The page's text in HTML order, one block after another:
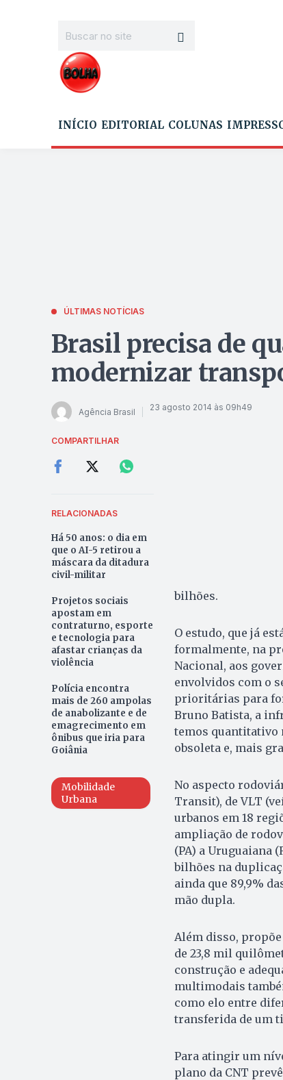
INÍCIO EDITORIAL COLUNAS
ÚLTIMAS NOTÍCIAS
Brasil precisa de
modernizar
Agência Brasil 23 agosto 2014 às 09h49
COMPARTILHAR
RELACIONADAS
Há 50 anos: o dia em
que o AI-5 retirou a
máscara da ditadura
civil-militar
Projetos sociais
apostam em
contraturno, esporte
e tecnologia para
afastar crianças da
violência
Polícia encontra
mais de 260 ampolas
de anabolizante e de
emagrecimento em
ônibus que iria para
Goiânia
Mobilidade
Urbana
bilhões.
O estudo, que já
formalmente, na
Nacional, aos
envolvidos com o
prioritárias para
Bruno Batista, a
temos quantitativo
obsoleta e, mais
No aspecto
Transit), de VLT
urbanos em 18
ampliação de
(PA) a Uruguaiana
bilhões na
ainda que 89,9%
mão dupla.
Além disso,
de 23,8 mil
construção e
multimodais
como elo entre
transferida de um
Para atingir um
plano da CNT